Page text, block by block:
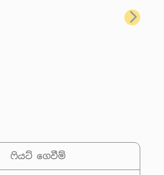
ඊළඟ
ෆියට් ගෙවීම්